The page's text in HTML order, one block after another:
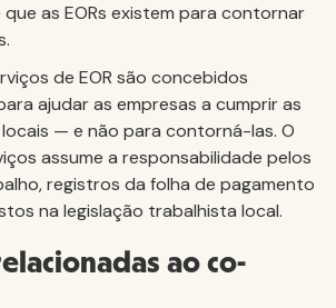
as EORs existem para contornar
de EOR são concebidos
ajudar as empresas a cumprir as
— e não para contorná-las. O
assume a responsabilidade pelos
registros da folha de pagamento
na legislação trabalhista local.
ao co-